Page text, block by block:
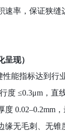
率，保证狭
现）
性能指标达到行
度 ≤0.3μm ，直
度 0.02–0.2mm
缘无毛刺、无